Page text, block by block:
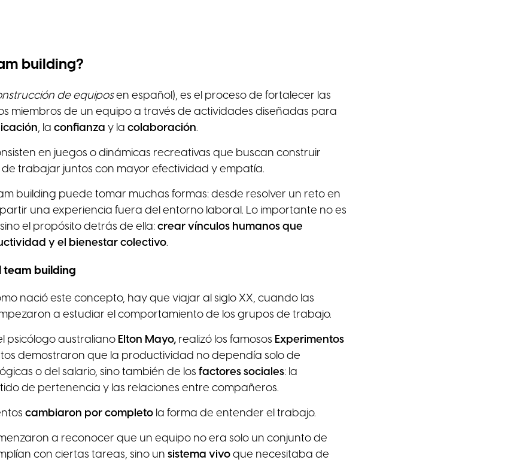
building?
de equiposen español), es el proceso de fortalecer las
miembros de un equipo a través de actividades diseñadas para
, la confianza y la colaboración.
en juegos o dinámicas recreativas que buscan construir
trabajar juntos con mayor efectividad y empatía.
building puede tomar muchas formas: desde resolver un reto en
una experiencia fuera del entorno laboral. Lo importante no es
el propósito detrás de ella: crear vínculos humanos que
y el bienestar colectivo.
team building
nació este concepto, hay que viajar al siglo XX, cuando las
a estudiar el comportamiento de los grupos de trabajo.
psicólogo australiano Elton Mayo, realizó los famosos Experimentos
demostraron que la productividad no dependía solo de
o del salario, sino también de los factores sociales: la
de pertenencia y las relaciones entre compañeros.
cambiaron por completo la forma de entender el trabajo.
a reconocer que un equipo no era solo un conjunto de
con ciertas tareas, sino un sistema vivo que necesitaba de